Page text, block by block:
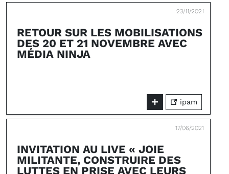
23/11/2021
RETOUR SUR LES MOBILISATIONS
DES 20 ET 21 NOVEMBRE AVEC
MÉDIA NINJA
ipam
17/06/2021
INVITATION AU LIVE « JOIE
MILITANTE, CONSTRUIRE DES
LUTTES EN PRISE AVEC LEURS